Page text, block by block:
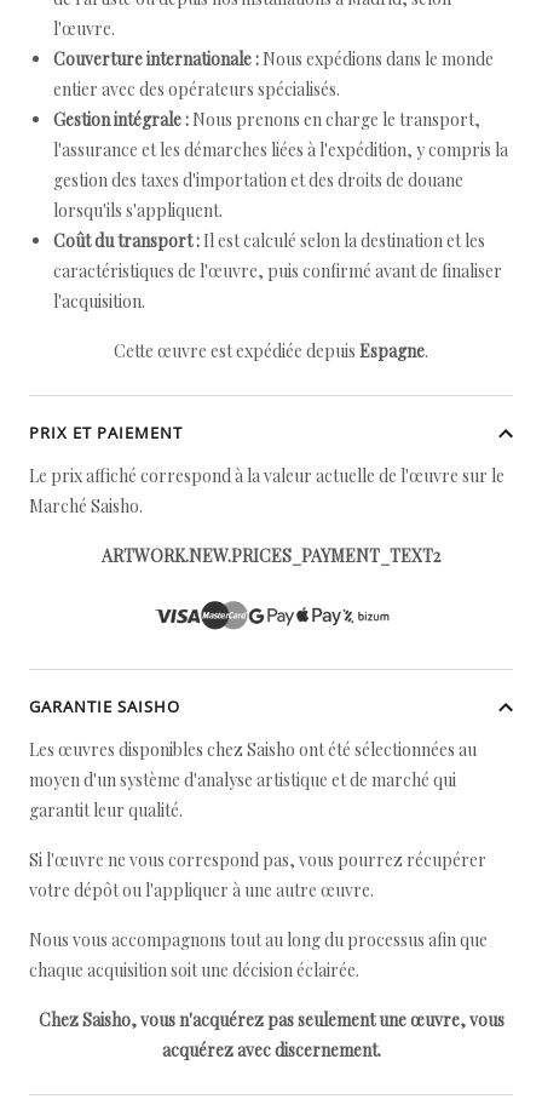
l'œuvre.
Couverture internationale : Nous expédions dans le monde
entier avec des opérateurs spécialisés.
Gestion intégrale : Nous prenons en charge le transport,
l'assurance et les démarches liées à l'expédition, y compris la
gestion des taxes d'importation et des droits de douane
lorsqu'ils s'appliquent.
Coût du transport : Il est calculé selon la destination et les
caractéristiques de l'œuvre, puis confirmé avant de finaliser
l'acquisition.
Cette œuvre est expédiée depuis Espagne.
PRIX ET PAIEMENT
Le prix affiché correspond à la valeur actuelle de l'œuvre sur le
Marché Saisho.
ARTWORK.NEW.PRICES_PAYMENT_TEXT2
GARANTIE SAISHO
Les œuvres disponibles chez Saisho ont été sélectionnées au
moyen d'un système d'analyse artistique et de marché qui
garantit leur qualité.
Si l'œuvre ne vous correspond pas, vous pourrez récupérer
votre dépôt ou l'appliquer à une autre œuvre.
Nous vous accompagnons tout au long du processus afin que
chaque acquisition soit une décision éclairée.
Chez Saisho, vous n'acquérez pas seulement une œuvre, vous
acquérez avec discernement.